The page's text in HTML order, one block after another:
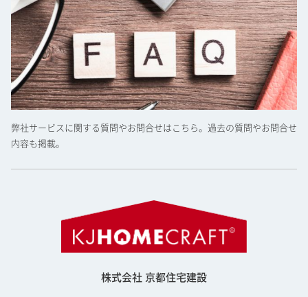
弊社サービスに関する質問やお問合せはこちら。過去の質問やお問合せ
内容も掲載。
株式会社 京都住宅建設